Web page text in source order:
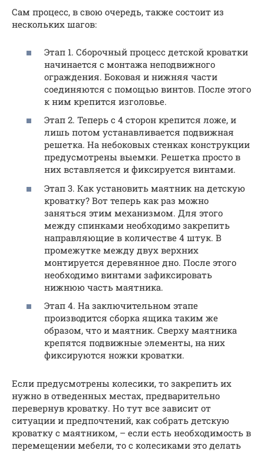
Сам процесс, в свою очередь, также состоит из
нескольких шагов:
Этап 1. Сборочный процесс детской кроватки
начинается с монтажа неподвижного
ограждения. Боковая и нижняя части
соединяются с помощью винтов. После этого
к ним крепится изголовье.
Этап 2. Теперь с 4 сторон крепится ложе, и
лишь потом устанавливается подвижная
решетка. На небоковых стенках конструкции
предусмотрены выемки. Решетка просто в
них вставляется и фиксируется винтами.
Этап 3. Как установить маятник на детскую
кроватку? Вот теперь как раз можно
заняться этим механизмом. Для этого
между спинками необходимо закрепить
направляющие в количестве 4 штук. В
промежутке между двух верхних
монтируется деревянное дно. После этого
необходимо винтами зафиксировать
нижнюю часть маятника.
Этап 4. На заключительном этапе
производится сборка ящика таким же
образом, что и маятник. Сверху маятника
крепятся подвижные элементы, на них
фиксируются ножки кроватки.
Если предусмотрены колесики, то закрепить их
нужно в отведенных местах, предварительно
перевернув кроватку. Но тут все зависит от
ситуации и предпочтений, как собрать детскую
кроватку с маятником, – если есть необходимость в
перемещении мебели, то с колесиками это делать